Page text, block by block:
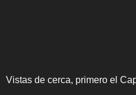
Vistas de cerca, primero el